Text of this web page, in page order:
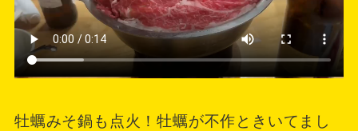
牡蠣みそ鍋も点火！牡蠣が不作ときいてまし